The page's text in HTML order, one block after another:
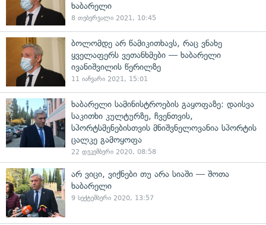
ხაბარელი
8 თებერვალი 2021, 10:45
ბოლომდე არ წამიკითხავს, რაც ვნახე
ყველაფერს ვეთანხმები — ხაბარელი
ივანიშვილის წერილზე
11 იანვარი 2021, 15:01
ხაბარელი სამინისტროების გაყოფაზე: დაისვა
საკითხი კულტურზე, ჩვენთვის,
სპორტსმენებისთვის მნიშვნელოვანია სპორტის
ცალკე გამოყოფა
22 დეკემბერი 2020, 08:58
არ ვიცი, ვიქნები თუ არა სიაში — შოთა
ხაბარელი
9 სექტემბერი 2020, 13:57